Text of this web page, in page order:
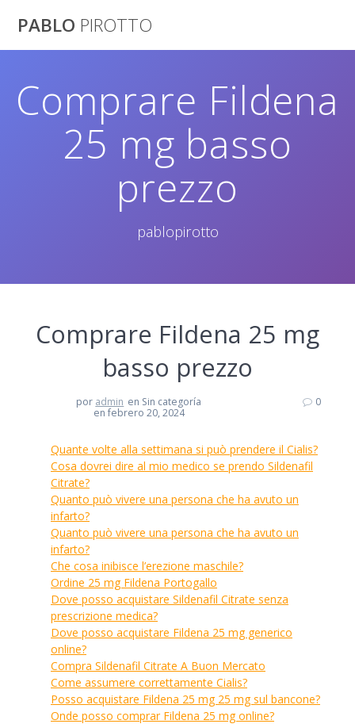
PABLO PIROTTO
Comprare Fildena
25 mg basso
prezzo
pablopirotto
Comprare Fildena 25 mg
basso prezzo
por admin en Sin categoría
en febrero 20, 2024
0
Quante volte alla settimana si può prendere il Cialis?
Cosa dovrei dire al mio medico se prendo Sildenafil
Citrate?
Quanto può vivere una persona che ha avuto un
infarto?
Quanto può vivere una persona che ha avuto un
infarto?
Che cosa inibisce l’erezione maschile?
Ordine 25 mg Fildena Portogallo
Dove posso acquistare Sildenafil Citrate senza
prescrizione medica?
Dove posso acquistare Fildena 25 mg generico
online?
Compra Sildenafil Citrate A Buon Mercato
Come assumere correttamente Cialis?
Posso acquistare Fildena 25 mg 25 mg sul bancone?
Onde posso comprar Fildena 25 mg online?